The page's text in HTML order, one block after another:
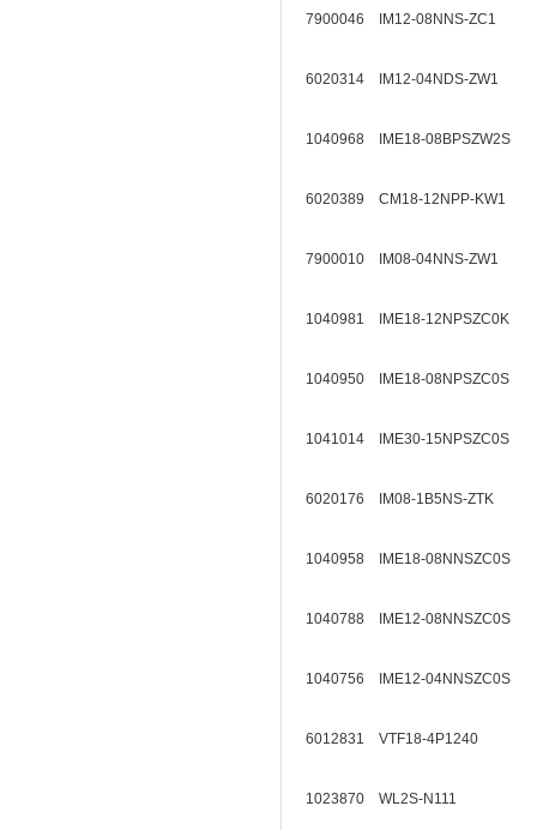
7900046 IM12-08NNS-ZC1
6020314 IM12-04NDS-ZW1
1040968 IME18-08BPSZW2S
6020389 CM18-12NPP-KW1
7900010 IM08-04NNS-ZW1
1040981 IME18-12NPSZC0K
1040950 IME18-08NPSZC0S
1041014 IME30-15NPSZC0S
6020176 IM08-1B5NS-ZTK
1040958 IME18-08NNSZC0S
1040788 IME12-08NNSZC0S
1040756 IME12-04NNSZC0S
6012831 VTF18-4P1240
1023870 WL2S-N111